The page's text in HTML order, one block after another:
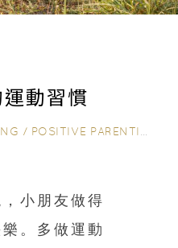
動習慣
/ POSITIVE PARENTING
小朋友做得
。多做運動